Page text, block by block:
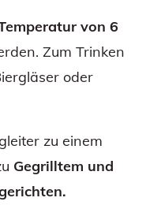
von 6
Zum Trinken
oder
zu einem
Gegrilltem und